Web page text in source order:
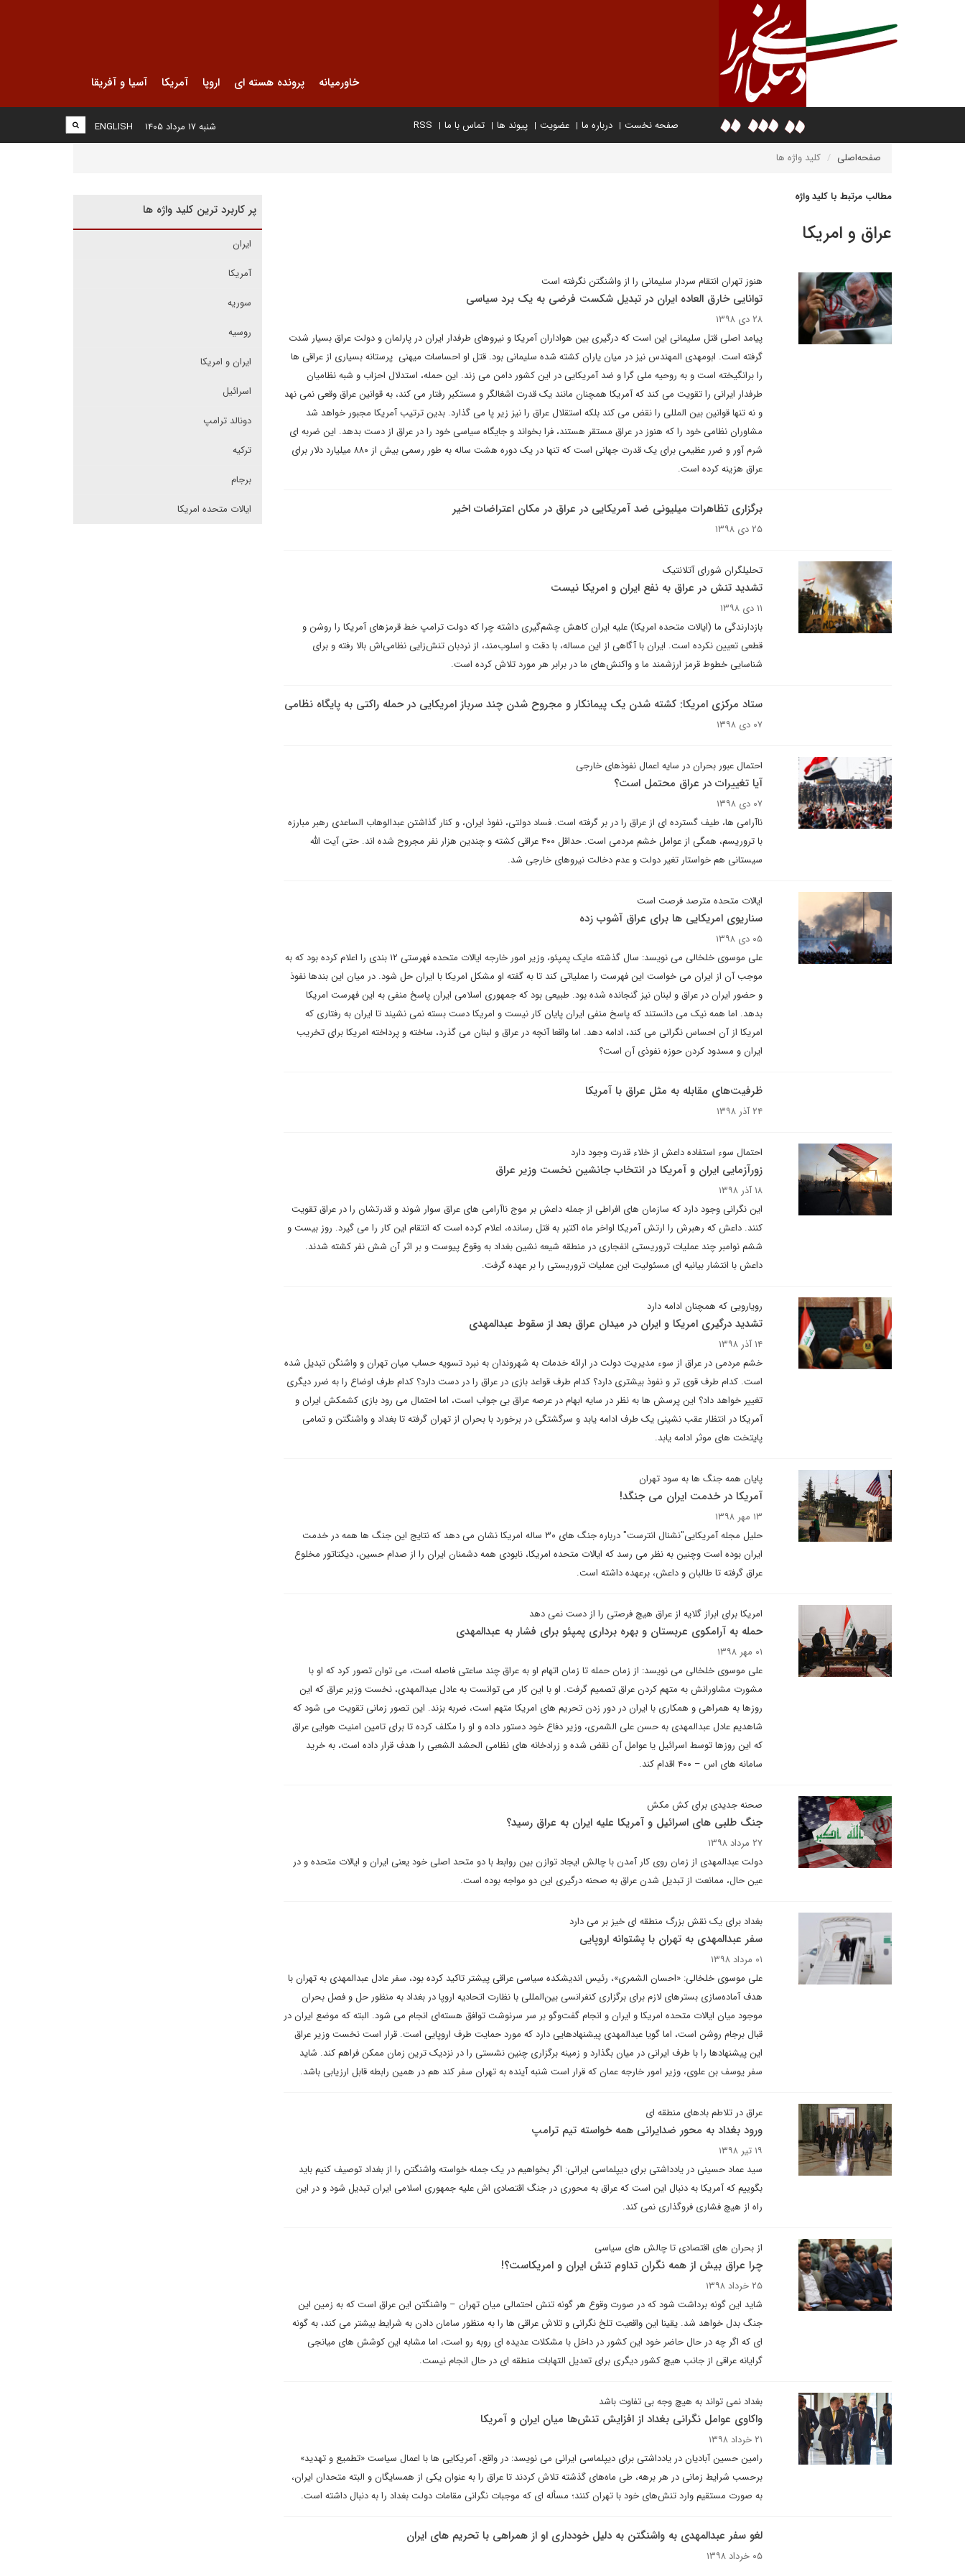
خاورمیانه پرونده هسته ای اروپا آمریکا آسیا و آفریقا
صفحه نخست درباره ما عضویت پیوند ها تماس با ما RSS
ENGLISH شنبه ۱۷ مرداد ۱۴۰۵
صفحه‌اصلی کلید واژه ها
مطالب مرتبط با کلید واژه
عراق و امریکا
هنوز تهران انتقام سردار سلیمانی را از واشنگتن نگرفته است
توانایی خارق العاده ایران در تبدیل شکست فرضی به یک برد سیاسی
۲۸ دی ۱۳۹۸
پیامد اصلی قتل سلیمانی این است که درگیری بین هواداران آمریکا و نیروهای طرفدار ایران در پارلمان و دولت عراق بسیار شدت
گرفته است. ابومهدی المهندس نیز در میان یاران کشته شده سلیمانی بود. قتل او احساسات میهنی پرستانه بسیاری از عراقی ها
را برانگیخته است و به روحیه ملی گرا و ضد آمریکایی در این کشور دامن می زند. این حمله، استدلال احزاب و شبه نظامیان
طرفدار ایرانی را تقویت می کند که آمریکا همچنان مانند یک قدرت اشغالگر و مستکبر رفتار می کند، به قوانین عراق وقعی نمی نهد
و نه تنها قوانین بین المللی را نقض می کند بلکه استقلال عراق را نیز زیر پا می گذارد. بدین ترتیب آمریکا مجبور خواهد شد
مشاوران نظامی خود را که هنوز در عراق مستقر هستند، فرا بخواند و جایگاه سیاسی خود را در عراق از دست بدهد. این ضربه ای
شرم آور و ضرر عظیمی برای یک قدرت جهانی است که تنها در یک دوره هشت ساله به طور رسمی بیش از ۸۸۰ میلیارد دلار برای
عراق هزینه کرده است.
برگزاری تظاهرات میلیونی ضد آمریکایی در عراق در مکان اعتراضات اخیر
۲۵ دی ۱۳۹۸
تحلیلگران شورای آتلانتیک
تشدید تنش در عراق به نفع ایران و امریکا نیست
۱۱ دی ۱۳۹۸
بازدارندگی ما (ایالات متحده امریکا) علیه ایران کاهش چشم‌گیری داشته چرا که دولت ترامپ خط قرمزهای آمریکا را روشن و
قطعی تعیین نکرده است. ایران با آگاهی از این مساله، با دقت و اسلوب‌مند، از نردبان تنش‌زایی نظامی‌اش بالا رفته و برای
شناسایی خطوط قرمز ارزشمند ما و واکنش‌های ما در برابر هر مورد تلاش کرده است.
ستاد مرکزی امریکا: کشته شدن یک پیمانکار و مجروح شدن چند سرباز امریکایی در حمله راکتی به پایگاه نظامی
۰۷ دی ۱۳۹۸
احتمال عبور بحران در سایه اعمال نفوذهای خارجی
آیا تغییرات در عراق محتمل است؟
۰۷ دی ۱۳۹۸
ناآرامی ها، طیف گسترده ای از عراق را در بر گرفته است. فساد دولتی، نفوذ ایران، و کنار گذاشتن عبدالوهاب الساعدی رهبر مبارزه
با تروریسم، همگی از عوامل خشم مردمی است. حداقل ۴۰۰ عراقی کشته و چندین هزار نفر مجروح شده اند. حتی آیت الله
سیستانی هم خواستار تغیر دولت و عدم دخالت نیروهای خارجی شد.
ایالات متحده مترصد فرصت است
سناریوی امریکایی ها برای عراق آشوب زده
۰۵ دی ۱۳۹۸
علی موسوی خلخالی می نویسد: سال گذشته مایک پمپئو، وزیر امور خارجه ایالات متحده فهرستی ۱۲ بندی را اعلام کرده بود که به
موجب آن از ایران می خواست این فهرست را عملیاتی کند تا به گفته او مشکل امریکا با ایران حل شود. در میان این بندها نفوذ
و حضور ایران در عراق و لبنان نیز گنجانده شده بود. طبیعی بود که جمهوری اسلامی ایران پاسخ منفی به این فهرست امریکا
بدهد. اما همه نیک می دانستند که پاسخ منفی ایران پایان کار نیست و امریکا دست بسته نمی نشیند تا ایران به رفتاری که
امریکا از آن احساس نگرانی می کند، ادامه دهد. اما واقعا آنچه در عراق و لبنان می گذرد، ساخته و پرداخته امریکا برای تخریب
ایران و مسدود کردن حوزه نفوذی آن است؟
ظرفیت‌های مقابله به‌ مثل عراق با آمریکا
۲۴ آذر ۱۳۹۸
احتمال سوء استفاده داعش از خلاء قدرت وجود دارد
زورآزمایی ایران و آمریکا در انتخاب جانشین نخست وزیر عراق
۱۸ آذر ۱۳۹۸
این نگرانی وجود دارد که سازمان های افراطی از جمله داعش بر موج ناآرامی های عراق سوار شوند و قدرتشان را در عراق تقویت
کنند. داعش که رهبرش را ارتش آمریکا اواخر ماه اکتبر به قتل رسانده، اعلام کرده است که انتقام این کار را می گیرد. روز بیست و
ششم نوامبر چند عملیات تروریستی انفجاری در منطقه شیعه نشین بغداد به وقوع پیوست و بر اثر آن شش نفر کشته شدند.
داعش با انتشار بیانیه ای مسئولیت این عملیات تروریستی را بر عهده گرفت.
رویارویی که همچنان ادامه دارد
تشدید درگیری امریکا و ایران در میدان عراق بعد از سقوط عبدالمهدی
۱۴ آذر ۱۳۹۸
خشم مردمی در عراق از سوء مدیریت دولت در ارائه خدمات به شهروندان به نبرد تسویه حساب میان تهران و واشنگن تبدیل شده
است. کدام طرف قوی تر و نفوذ بیشتری دارد؟ کدام طرف قواعد بازی در عراق را در دست دارد؟ کدام طرف اوضاع را به ضرر دیگری
تغییر خواهد داد؟ این پرسش ها به نظر در سایه ابهام در عرصه عراق بی جواب است، اما احتمال می رود بازی کشمکش ایران و
آمریکا در انتظار عقب نشینی یک طرف ادامه یابد و سرگشتگی در برخورد با بحران از تهران گرفته تا بغداد و واشنگتن و تمامی
پایتخت های موثر ادامه یابد.
پایان همه جنگ ها به سود تهران
آمریکا در خدمت ایران می جنگد!
۱۳ مهر ۱۳۹۸
حلیل مجله آمریکایی"نشنال انترست" درباره جنگ های ۳۰ ساله امریکا نشان می دهد که نتایج این جنگ ها همه در خدمت
ایران بوده است وچنین به نظر می رسد که ایالات متحده امریکا، نابودی همه دشمنان ایران را از صدام حسین، دیکتاتور مخلوع
عراق گرفته تا طالبان و داعش، برعهده داشته است.
امریکا برای ابراز گلایه از عراق هیچ فرصتی را از دست نمی دهد
حمله به آرامکوی عربستان و بهره برداری پمپئو برای فشار به عبدالمهدی
۰۱ مهر ۱۳۹۸
علی موسوی خلخالی می نویسد: از زمان حمله تا زمان اتهام او به عراق چند ساعتی فاصله است، می توان تصور کرد که او با
مشورت مشاورانش به متهم کردن عراق تصمیم گرفت. او با این کار می توانست به عادل عبدالمهدی، نخست وزیر عراق که این
روزها به همراهی و همکاری با ایران در دور زدن تحریم های امریکا متهم است، ضربه بزند. این تصور زمانی تقویت می شود که
شاهدیم عادل عبدالمهدی به حسن علی الشمری، وزیر دفاع خود دستور داده و او را مکلف کرده تا برای تامین امنیت هوایی عراق
که این روزها توسط اسرائیل یا عوامل آن نقض شده و زرادخانه های نظامی الحشد الشعبی را هدف قرار داده است، به خرید
سامانه های اس – ۴۰۰ اقدام کند.
صحنه جدیدی برای کش مکش
جنگ طلبی های اسرائیل و آمریکا علیه ایران به عراق رسید؟
۲۷ مرداد ۱۳۹۸
دولت عبدالمهدی از زمان روی کار آمدن با چالش ایجاد توازن بین روابط با دو متحد اصلی خود یعنی ایران و ایالات متحده و در
عین حال، ممانعت از تبدیل شدن عراق به صحنه درگیری این دو مواجه بوده است.
بغداد برای یک نقش بزرگ منطقه ای خیز بر می دارد
سفر عبدالمهدی به تهران با پشتوانه اروپایی
۰۱ مرداد ۱۳۹۸
علی موسوی خلخالی: «احسان الشمری»، رئیس اندیشکده سیاسی عراقی پیشتر تاکید کرده بود، سفر عادل عبدالمهدی به تهران با
هدف آماده‌سازی بسترهای لازم برای برگزاری کنفرانسی بین‌المللی با نظارت اتحادیه اروپا در بغداد به منظور حل و فصل بحران
موجود میان ایالات متحده امریکا و ایران و انجام گفت‌وگو بر سر سرنوشت توافق هسته‌ای انجام می شود. البته که موضع ایران در
قبال برجام روشن است، اما گویا عبدالمهدی پیشنهادهایی دارد که مورد حمایت طرف اروپایی است. قرار است نخست وزیر عراق
این پیشنهادها را با طرف ایرانی در میان بگذارد و زمینه برگزاری چنین نشستی را در نزدیک ترین زمان ممکن فراهم کند. شاید
سفر یوسف بن علوی، وزیر امور خارجه عمان که قرار است شنبه آینده به تهران سفر کند هم در همین رابطه قابل ارزیابی باشد.
عراق در تلاطم بادهای منطقه ای
ورود بغداد به محور ضدایرانی همه خواسته تیم ترامپ
۱۹ تیر ۱۳۹۸
سید عماد حسینی در یادداشتی برای دیپلماسی ایرانی: اگر بخواهیم در یک جمله خواسته واشنگتن را از بغداد توصیف کنیم باید
بگوییم که آمریکا به دنبال این است که عراق به محوری در جنگ اقتصادی اش علیه جمهوری اسلامی ایران تبدیل شود و در این
راه از هیچ فشاری فروگذاری نمی کند.
از بحران های اقتصادی تا چالش های سیاسی
چرا عراق بیش از همه نگران تداوم تنش ایران و امریکاست؟!
۲۵ خرداد ۱۳۹۸
شاید این گونه برداشت شود که در صورت وقوع هر گونه تنش احتمالی میان تهران – واشنگتن این عراق است که به زمین این
جنگ بدل خواهد شد. یقینا این واقعیت تلخ نگرانی و تلاش عراقی ها را به منظور سامان دادن به شرایط بیشتر می کند، به گونه
ای که اگر چه در حال حاضر خود این کشور در داخل با مشکلات عدیده ای روبه رو است، اما مشابه این کوشش های میانجی
گرایانه عراقی از جانب هیچ کشور دیگری برای تعدیل التهابات منطقه ای در حال انجام نیست.
بغداد نمی تواند به هیچ وجه بی تفاوت باشد
واکاوی عوامل نگرانی بغداد از افزایش تنش‌ها میان ایران و آمریکا
۲۱ خرداد ۱۳۹۸
رامین حسین آبادیان در یادداشتی برای دیپلماسی ایرانی می نویسد: در واقع، آمریکایی ها با اعمال سیاست «تطمیع و تهدید»
برحسب شرایط زمانی در هر برهه، طی ماه‌های گذشته تلاش کردند تا عراق را به عنوان یکی از همسایگان و البته متحدان ایران،
به صورت مستقیم وارد تنش‌های خود با تهران کنند؛ مسأله ای که موجبات نگرانی مقامات دولت بغداد را به دنبال داشته است.
لغو سفر عبدالمهدی به واشنگتن به دلیل خودداری او از همراهی با تحریم های ایران
۰۵ خرداد ۱۳۹۸
پر کاربرد ترین کلید واژه ها
ایران
آمریکا
سوریه
روسیه
ایران و امریکا
اسرائیل
دونالد ترامپ
ترکیه
برجام
ایالات متحده امریکا